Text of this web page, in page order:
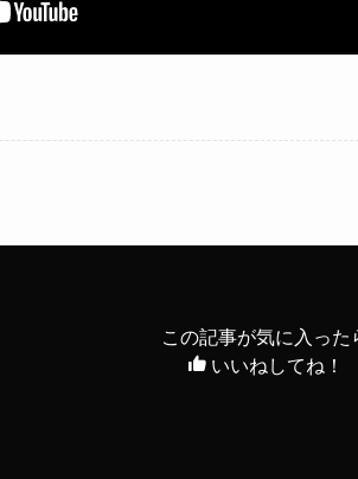
この記事が気に入った
いいねしてね！